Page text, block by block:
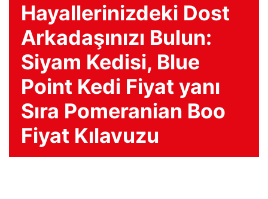
Hayallerinizdeki Dost
Arkadaşınızı Bulun:
Siyam Kedisi, Blue
Point Kedi Fiyat yanı
Sıra Pomeranian Boo
Fiyat Kılavuzu